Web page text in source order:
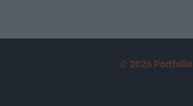
© 2026 Portfolio